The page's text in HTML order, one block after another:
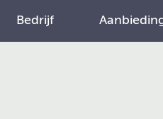
Bedrijf